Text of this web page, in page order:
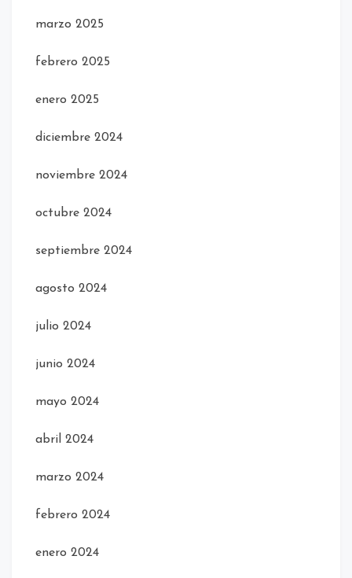
marzo 2025
febrero 2025
enero 2025
diciembre 2024
noviembre 2024
octubre 2024
septiembre 2024
agosto 2024
julio 2024
junio 2024
mayo 2024
abril 2024
marzo 2024
febrero 2024
enero 2024